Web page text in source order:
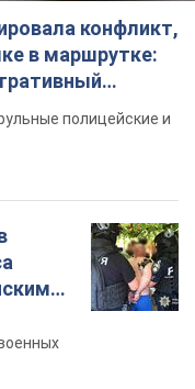
конфликт,
в маршрутке:
полицейские и